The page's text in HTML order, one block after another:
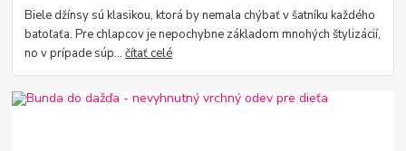
Biele džínsy sú klasikou, ktorá by nemala chýbať v šatníku každého
batoľaťa. Pre chlapcov je nepochybne základom mnohých štylizácií,
no v prípade súp...čítať celé